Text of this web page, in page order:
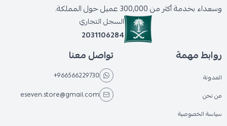
وسعداء بخدمة أكثر من 300,000 عميل حول المملكة.
السجل التجاري
2031106284
روابط مهمة
المدونة
من نحن
سياسة الخصوصية
تواصل معنا
+966566229730
eseven.store@gmail.com